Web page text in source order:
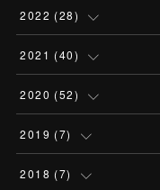
(4)
(6)
( 4)
(3)
(3)
(4)
(2)
(2)
(1)
(1
2022 (28)
(3)
(2)
(2
(2
2021 (40)
(1)
(7
(3
2020 (52)
(2
(2
2019 (7)
(1
2018 (7)